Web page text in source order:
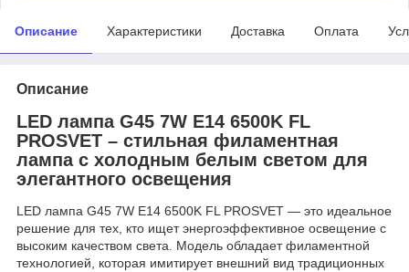
Описание Характеристики Доставка Оплата
Описание
LED лампа G45 7W E14 6500K FL
PROSVET – стильная филаментная
лампа с холодным белым светом для
элегантного освещения
LED лампа G45 7W E14 6500K FL PROSVET — это идеальное
решение для тех, кто ищет энергоэффективное освещение с
высоким качеством света. Модель обладает филаментной
технологией, которая имитирует внешний вид традиционных